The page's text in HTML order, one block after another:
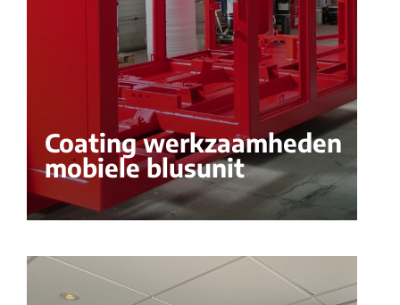
Coating werkzaamheden
mobiele blusunit